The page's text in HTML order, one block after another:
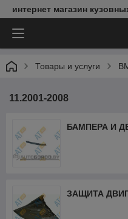
интернет магазин
Товары и услуги
11.2001-2008
БАМПЕРА И
ЗАЩИТА